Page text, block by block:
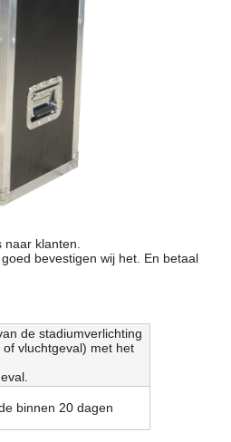
klanten.
bevestigen wij het. En betaal
de stadiumverlichting
vluchtgeval) met het
binnen 20 dagen